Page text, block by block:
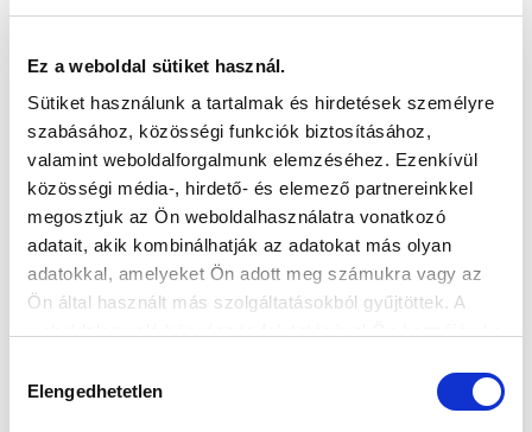
Ez a weboldal sütiket használ.
Sütiket használunk a tartalmak és hirdetések személyre
szabásához, közösségi funkciók biztosításához,
valamint weboldalforgalmunk elemzéséhez. Ezenkívül
közösségi média-, hirdető- és elemező partnereinkkel
megosztjuk az Ön weboldalhasználatra vonatkozó
adatait, akik kombinálhatják az adatokat más olyan
adatokkal, amelyeket Ön adott meg számukra vagy az
Ön által használt más szolgáltatásokból gyűjtöttek. A
kiválasztása
Elengedhetetlen
EZEN A NAPON JÁTSZOTTÁK A 150. ÖRÖKRANGADÓT
SEP